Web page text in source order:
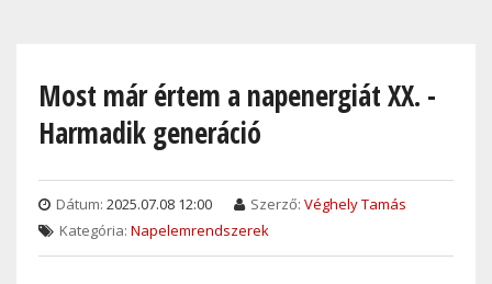
contentMost már értem a napenergiát XX. -
Harmadik generáció
Dátum: 2025.07.08 12:00 Szerző: Véghely Tamás
Kategória: Napelemrendszerek